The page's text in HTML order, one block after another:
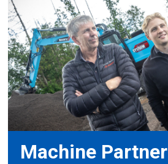
Machine Partner